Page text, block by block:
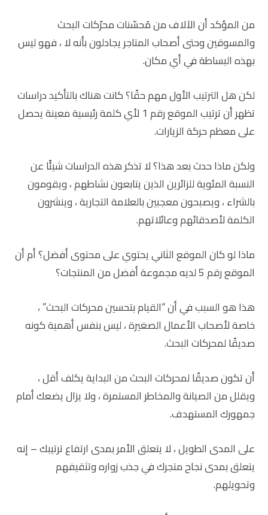
من المؤكد أن الآلاف من مُحسّنات محرّكات البحث
والمسوقين وحتى أصحاب المتاجر يجادلون بأنه لا ، فهو ليس
بهذه البساطة في أي مكان.
لكن هل الترتيب الأول مهم حقًا؟ كانت هناك بالتأكيد دراسات
تظهر أن ترتيب الموقع رقم 1 لأي ​​كلمة رئيسية معينة يحصل
على معظم حركة الزيارات.
ولكن ماذا حدث بعد هذا؟ لا تذكر هذه الدراسات شيئًا عن
النسبة المئوية للزائرين الذين يتابعون نشاطهم ، ويقومون
بالشراء ، ويصبحون معجبين بالعلامة التجارية ، وينشرون
الكلمة لأصدقائهم وعائلاتهم.
ماذا لو كان الموقع الثاني يحتوي على محتوى أفضل؟ أم أن
الموقع رقم 5 لديه مجموعة أفضل من المنتجات؟
هذا هو السبب في أن “القيام بتحسين محركات البحث” ،
خاصة لأصحاب الأعمال الصغيرة ، ليس بنفس أهمية كونه
صديقًا لمحركات البحث.
أن تكون صديقًا لمحركات البحث من البداية يكلف أقل ،
ويقلل من الصيانة والمخاطر المستمرة ، ولا يزال يضعك أمام
جمهورك المستهدف.
على المدى الطويل ، لا يتعلق الأمر بمدى ارتفاع ترتيبك – إنه
يتعلق بمدى نجاح متجرك في جذب زواره وتثقيفهم
وتحويلهم.